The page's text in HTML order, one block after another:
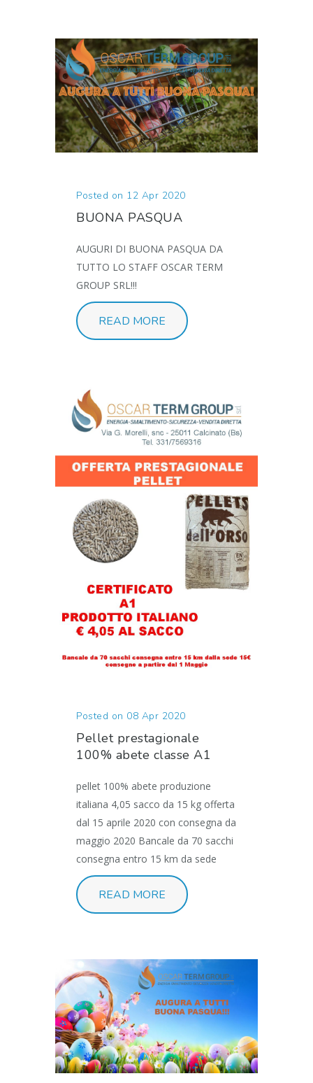
Posted on 12 Apr 2020
BUONA PASQUA
AUGURI DI BUONA PASQUA DA
TUTTO LO STAFF OSCAR TERM
GROUP SRL!!!
READ MORE
Posted on 08 Apr 2020
Pellet prestagionale
100% abete classe A1
pellet 100% abete produzione
italiana 4,05 sacco da 15 kg offerta
dal 15 aprile 2020 con consegna da
maggio 2020 Bancale da 70 sacchi
consegna entro 15 km da sede
READ MORE